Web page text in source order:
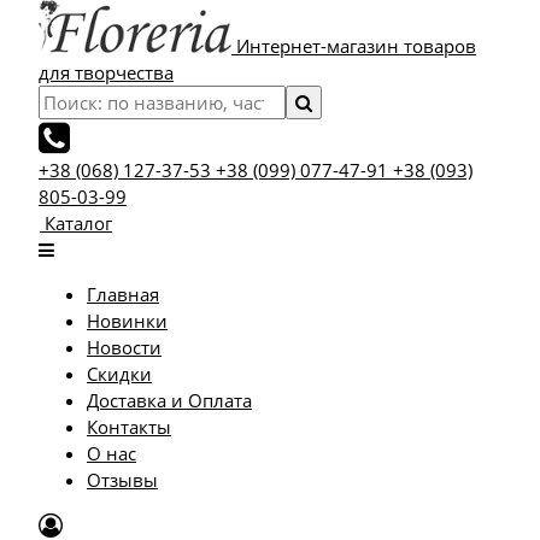
Интернет-магазин товаров
для творчества
+38 (068) 127-37-53 +38 (099) 077-47-91 +38 (093)
805-03-99
Каталог
Главная
Новинки
Новости
Скидки
Доставка и Оплата
Контакты
О нас
Отзывы